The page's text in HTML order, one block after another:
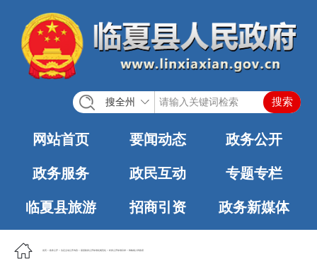
搜全州
网站首页 要闻动态 政务公开
政务服务 政民互动 专题专栏
临夏县旅游 招商引资 政务新媒体
首页 政务公开 法定主动公开内容 基层政务公开标准化规范化 村务公开标准目录 韩集镇人民政府